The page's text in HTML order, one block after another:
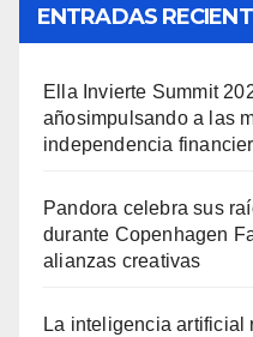
ENTRADAS
Ella Invierte Summit
añosimpulsando a las
independencia
Pandora celebra sus
durante Copenhagen
alianzas creativas
La inteligencia